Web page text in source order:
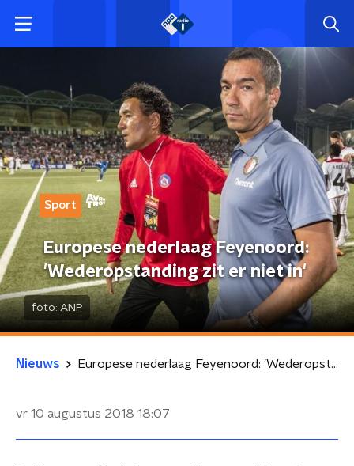
Sport
Europese nederlaag Feyenoord:
'Wederopstanding zit er niet in'
foto: ANP
Nieuws Europese nederlaag Feyenoord: 'Wederopstanding zit er niet in'
vr 10 augustus 2018 18:07